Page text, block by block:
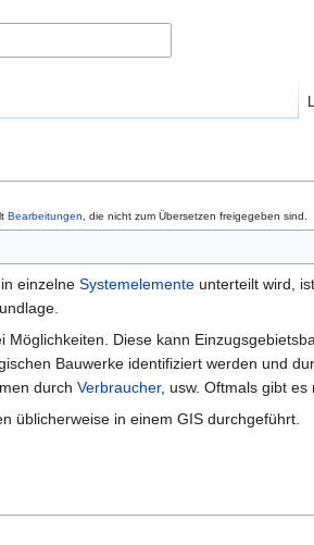
Bearbeitungen , die nicht zum Übersetzen freigegeben sind.
einzelne Systemelemente unterteilt wird,
Diese kann
Bauwerke identifiziert werden und
durch Verbraucher, usw. Oftmals gibt es
üblicherweise in einem GIS durchgeführt.